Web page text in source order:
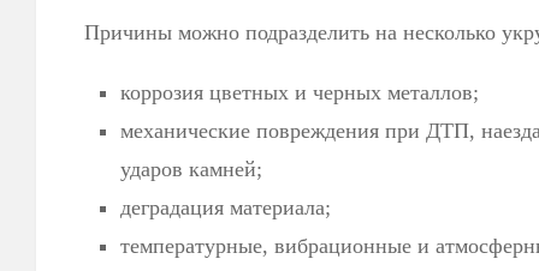
Причины можно подразделить на несколько
коррозия цветных и черных металлов;
механические повреждения при ДТП,
ударов камней;
деградация материала;
температурные, вибрационные и